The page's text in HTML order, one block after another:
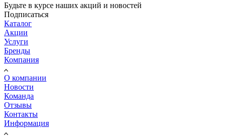
Будьте в курсе наших акций и новостей
Подписаться
Каталог
Акции
Услуги
Бренды
Компания
О компании
Новости
Команда
Отзывы
Контакты
Информация